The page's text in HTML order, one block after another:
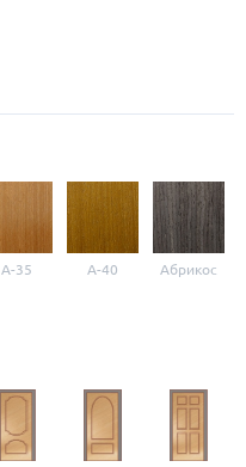
A-35 A-40 Абрикос